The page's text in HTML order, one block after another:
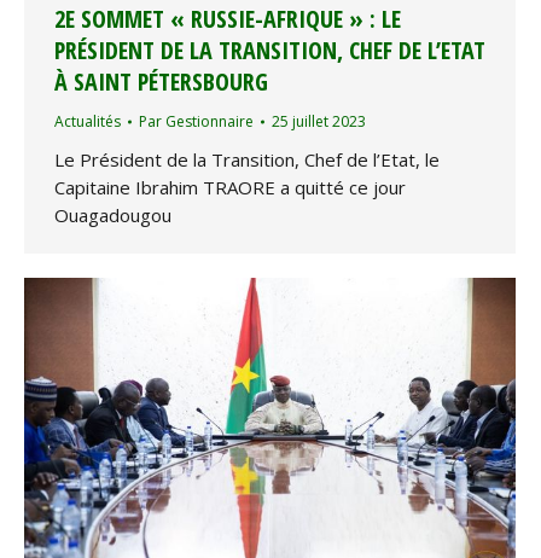
2E SOMMET « RUSSIE-AFRIQUE » : LE
PRÉSIDENT DE LA TRANSITION, CHEF DE L’ETAT
À SAINT PÉTERSBOURG
Actualités Par Gestionnaire 25 juillet 2023
Le Président de la Transition, Chef de l’Etat, le
Capitaine Ibrahim TRAORE a quitté ce jour
Ouagadougou